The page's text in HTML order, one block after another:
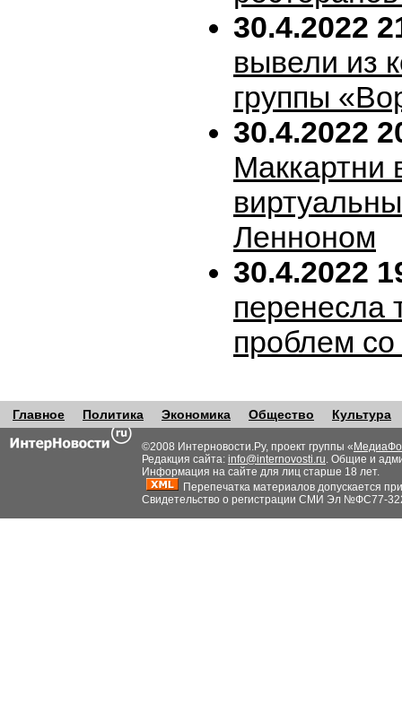
30.4.2022
вывели из
группы
30.4.2022
Маккартни
Ленноном
30.4.2022
перенесла
проблем
Главное Политика Экономика Общество Культура
©2008 Интерновости.Ру, проект группы «
Редакция сайта: info@internovosti.ru. Общие и
Информация на сайте для лиц старше 18 лет.
Перепечатка материалов допускается
Свидетельство о регистрации СМИ Эл №ФС77-